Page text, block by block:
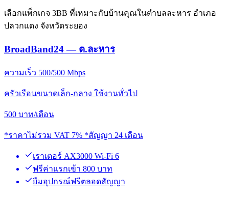
เลือกแพ็กเกจ 3BB ที่เหมาะกับบ้านคุณในตำบลละหาร อำเภอ
ปลวกแดง จังหวัดระยอง
BroadBand24 — ต.ละหาร
ความเร็ว 500/500 Mbps
ครัวเรือนขนาดเล็ก-กลาง ใช้งานทั่วไป
500 บาท/เดือน
*ราคาไม่รวม VAT 7% *สัญญา 24 เดือน
เราเตอร์ AX3000 Wi-Fi 6
ฟรีค่าแรกเข้า 800 บาท
ยืมอุปกรณ์ฟรีตลอดสัญญา